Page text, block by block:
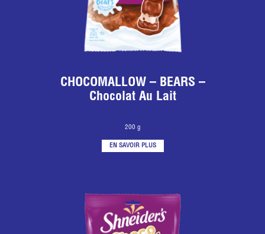
CHOCOMALLOW – BEARS –
Chocolat Au Lait
200 g
EN SAVOIR PLUS